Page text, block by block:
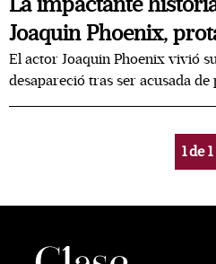
Joaquin Phoenix,
El actor Joaquin Phoenix vivió
desapareció tras ser acusada
1de1